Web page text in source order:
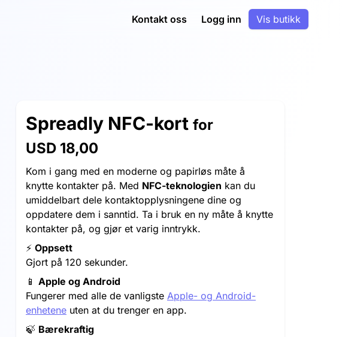
Kontakt oss Logg inn Vis butikk
Spreadly NFC-kort for
USD 18,00
Kom i gang med en moderne og papirløs måte å
knytte kontakter på. Med NFC-teknologien kan du
umiddelbart dele kontaktopplysningene dine og
oppdatere dem i sanntid. Ta i bruk en ny måte å knytte
kontakter på, og gjør et varig inntrykk.
⚡️ Oppsett
Gjort på 120 sekunder.
📱 Apple og Android
Fungerer med alle de vanligste Apple- og Android-
enhetene uten at du trenger en app.
🍃 Bærekraftig